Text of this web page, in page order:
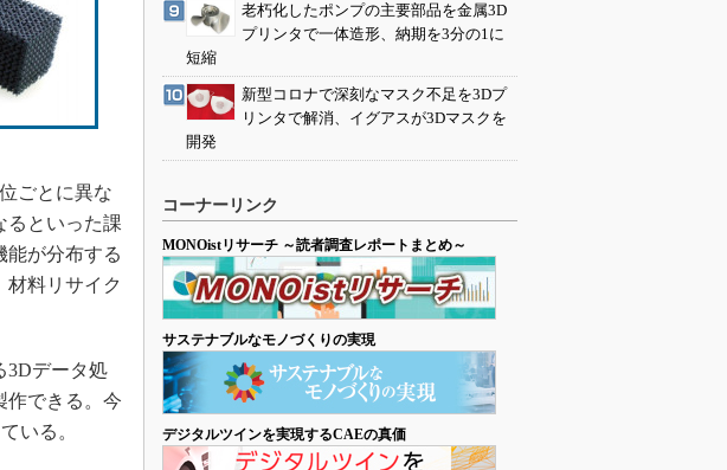
ごとに異な
るといった課
能が分布する
料リサイク
3Dデータ処
作できる。今
いる。
老朽化したポンプの主要部品を金属3D
プリンタで一体造形、納期を3分の1に
短縮
新型コロナで深刻なマスク不足を3Dプ
リンタで解消、イグアスが3Dマスクを
開発
コーナーリンク
MONOistリサーチ ～読者調査レポートまとめ～
サステナブルなモノづくりの実現
デジタルツインを実現するCAEの真価